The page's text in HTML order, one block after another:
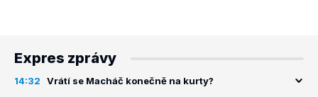
Expres zprávy
14:32 Vrátí se Macháč konečně na kurty?